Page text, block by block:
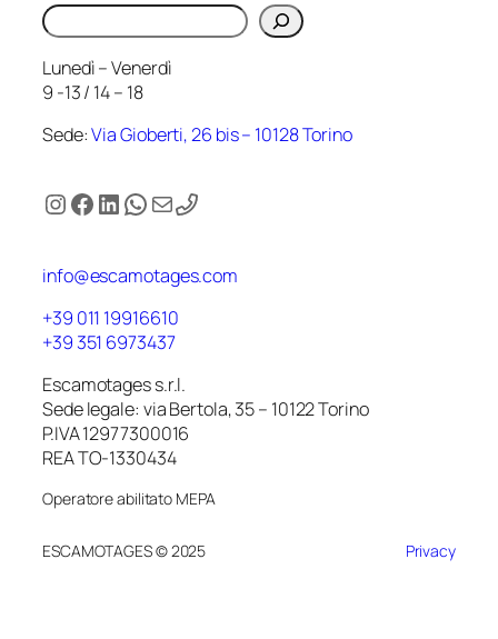
Cerca
Lunedì – Venerdì
9 -13 / 14 – 18
Sede:Via Gioberti, 26 bis – 10128 Torino
Instagram
Facebook
LinkedIn
WhatsApp
Email
info@escamotages.com
+39 011 19916610
+39 351 6973437
Escamotages s.r.l.
Sede legale: via Bertola, 35 – 10122 Torino
P.IVA 12977300016
REA TO-1330434
Operatore abilitato MEPA
ESCAMOTAGES © 2025 Privacy